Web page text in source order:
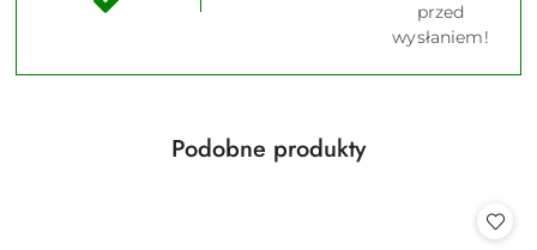
przed
wysłaniem!
Pomiń karuzelę produktów
Produkty
Podobne produkty